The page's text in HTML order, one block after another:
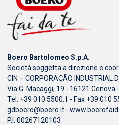
Boero Bartolomeo S.p.A.
Società soggetta a direzione e
CIN – CORPORAÇÃO INDUSTRIAL
Via G. Macaggi, 19 - 16121 Genova
Tel. +39 010 5500.1 - Fax +39 010
gdboero@boero.it -
P.I. 00267120103